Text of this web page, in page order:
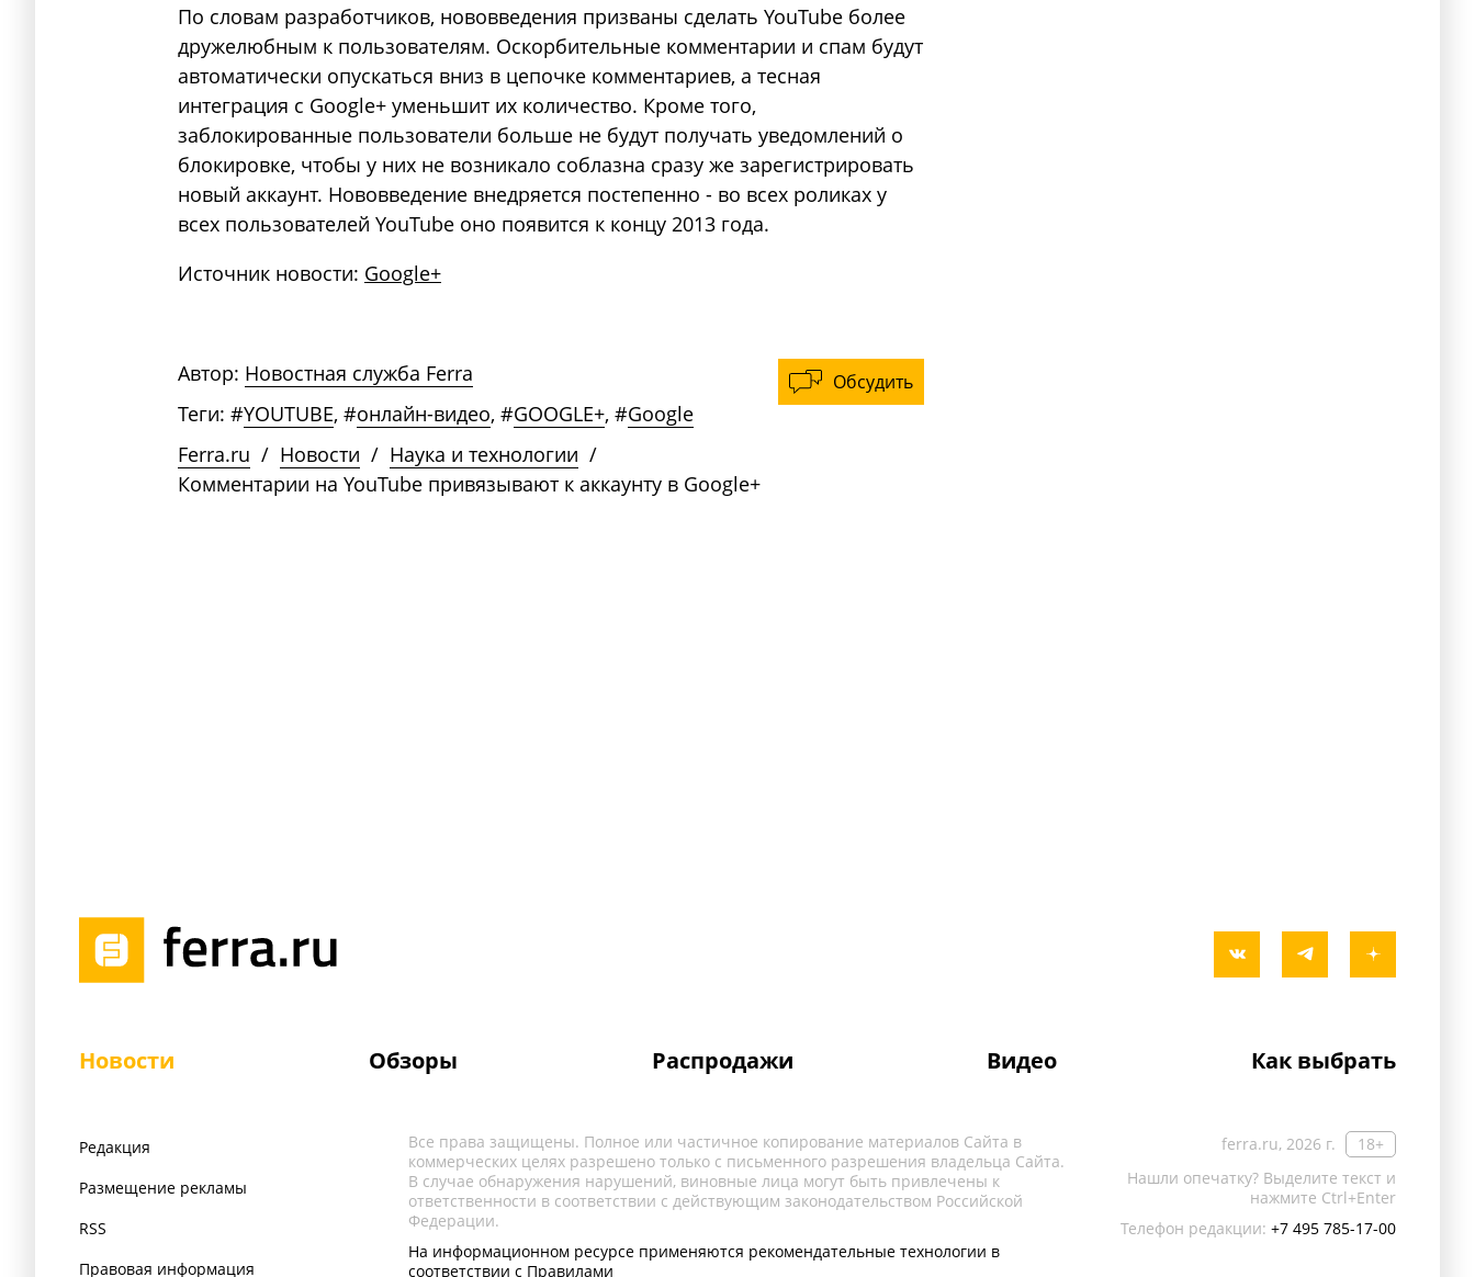
По словам разработчиков, нововведения призваны сделать YouTube более
дружелюбным к пользователям. Оскорбительные комментарии и спам будут
автоматически опускаться вниз в цепочке комментариев, а тесная
интеграция с Google+ уменьшит их количество. Кроме того,
заблокированные пользователи больше не будут получать уведомлений о
блокировке, чтобы у них не возникало соблазна сразу же зарегистрировать
новый аккаунт. Нововведение внедряется постепенно - во всех роликах у
всех пользователей YouTube оно появится к концу 2013 года.
Источник новости: Google+
Обсудить
Автор: Новостная служба Ferra
Теги: #YOUTUBE, #онлайн-видео, #GOOGLE+, #Google
Ferra.ru / Новости / Наука и технологии /
Комментарии на YouTube привязывают к аккаунту в Google+
Новости Обзоры Распродажи Видео Как выбрать
Редакция
Размещение рекламы
RSS
Правовая информация
ferra.ru, 2026 г.
18+
Нашли опечатку? Выделите текст и
нажмите Ctrl+Enter
Телефон редакции: +7 495 785-17-00
Все права защищены. Полное или частичное копирование материалов Сайта в
коммерческих целях разрешено только с письменного разрешения владельца Сайта.
В случае обнаружения нарушений, виновные лица могут быть привлечены к
ответственности в соответствии с действующим законодательством Российской
Федерации.
На информационном ресурсе применяются рекомендательные технологии в
соответствии с Правилами